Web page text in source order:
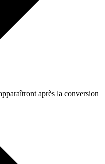
après la conversion